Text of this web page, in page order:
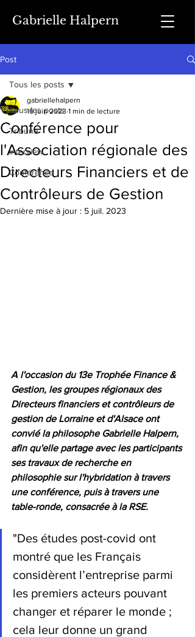
Gabrielle Halpern
Post
Tous les posts
Tribune
Interview
Conférence
Tous les posts
Conférence pour
l'Association régionale des
Directeurs Financiers et de
Contrôleurs de Gestion
gabriellehalpern
16 juin 2023 1 min de lecture
Dernière mise à jour : 5 juil. 2023
A l'occasion du 13e Trophée Finance &
Gestion, les groupes régionaux des
Directeurs financiers et contrôleurs de
gestion de Lorraine et d'Alsace ont
convié la philosophe Gabrielle Halpern,
afin qu'elle partage avec les participants
ses travaux de recherche en
philosophie sur l'hybridation à travers
une conférence, puis à travers une
table-ronde, consacrée à la RSE.
"Des études post-covid ont
montré que les Français
considèrent l’entreprise parmi
les premiers acteurs pouvant
changer et réparer le monde ;
cela leur donne un grand